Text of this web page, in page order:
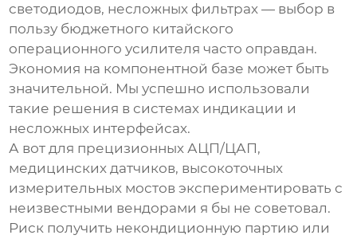
светодиодов, несложных фильтрах — выбор в
пользу бюджетного китайского
операционного усилителя часто оправдан.
Экономия на компонентной базе может быть
значительной. Мы успешно использовали
такие решения в системах индикации и
несложных интерфейсах.
А вот для прецизионных АЦП/ЦАП,
медицинских датчиков, высокоточных
измерительных мостов экспериментировать с
неизвестными вендорами я бы не советовал.
Риск получить некондиционную партию или